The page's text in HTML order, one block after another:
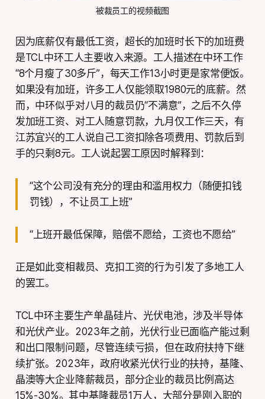
被裁员工的视频截图
因为底薪仅有最低工资，超长的加班时长下的加班费
是TCL中环工人主要收入来源。工人描述在中环工作
“8个月瘦了30多斤”，每天工作13小时更是家常便饭。
如果没有加班，许多工人仅能领取1980元的底薪。然
而，中环似乎对八月的裁员仍“不满意”，之后不久停
发加班工资、对工人随意罚款，九月仅工作三天，有
江苏宜兴的工人说自己工资扣除各项费用、罚款后到
手的只剩8元。工人说起罢工原因时解释到：
“这个公司没有充分的理由和滥用权力（随便扣钱
罚钱），不让员工上班”
“上班开最低保障，赔偿不愿给，工资也不愿给”
正是如此变相裁员、克扣工资的行为引发了多地工人
的罢工。
TCL中环主要生产单晶硅片、光伏电池，涉及半导体
和光伏产业。2023年之前，光伏行业已面临产能过剩
和出口限制问题，尽管连续亏损，但在政府扶持下继
续扩张。2023年，政府收紧光伏行业的扶持，基隆、
晶澳等大企业降薪裁员，部分企业的裁员比例高达
15%-30%。其中基隆裁员1万人，大部分是刚入职的